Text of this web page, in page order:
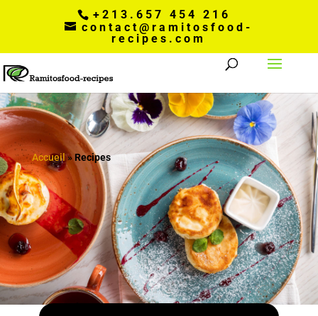
+213.657 454 216
contact@ramitosfood-
recipes.com
Accueil»Recipes